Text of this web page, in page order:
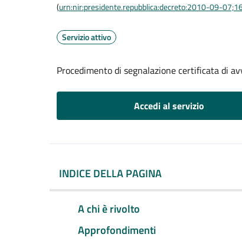
(urn:nir:presidente.repubblica:decreto:2010-09-
Servizio attivo
Procedimento di segnalazione certificata di
Accedi al servizio
INDICE DELLA PAGINA
A chi è rivolto
Approfondimenti